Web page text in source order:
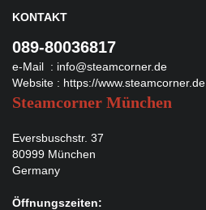
KONTAKT
089-80036817
e-Mail : info@steamcorner.de
Website : https://www.steamcorner.de
Steamcorner München
Eversbuschstr. 37
80999 München
Germany
Öffnungszeiten: